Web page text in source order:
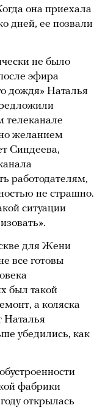
она приехала
дней, ее позвали
не было
эфира
дождя» Наталья
телеканале
желанием
Синдеева,
работодателям,
не страшно.
ситуации
для Жени
все готовы
был такой
а коляска
Наталья
убедились, как
фабрики
открылась